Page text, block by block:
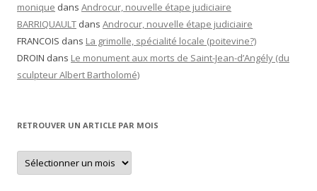
monique dans Androcur, nouvelle étape judiciaire
BARRIQUAULT dans Androcur, nouvelle étape judiciaire
FRANCOIS dans La grimolle, spécialité locale (poitevine?)
DROIN dans Le monument aux morts de Saint-Jean-d’Angély (du
sculpteur Albert Bartholomé)
RETROUVER UN ARTICLE PAR MOIS
Retrouver
un
article